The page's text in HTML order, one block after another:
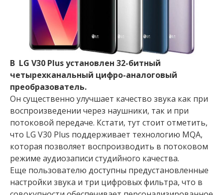
В LG V30 Plus установлен 32-битный
четырехканальный цифро-аналоговый
преобразователь.
Он существенно улучшает качество звука как при
воспроизведении через наушники, так и при
потоковой передаче. Кстати, тут стоит отметить,
что LG V30 Plus поддерживает технологию MQA,
которая позволяет воспроизводить в потоковом
режиме аудиозаписи студийного качества.
Еще пользователю доступны предустановленные
настройки звука и три цифровых фильтра, что в